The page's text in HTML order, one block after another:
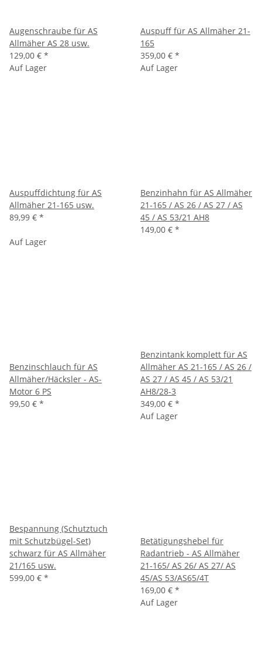
Augenschraube für AS
Allmäher AS 28 usw.
129,00 € *
Auspuff für AS Allmäher 21-
165
359,00 € *
Auf Lager
Auspuffdichtung für AS
Allmäher 21-165 usw.
89,99 € *
Auf Lager
Benzinhahn für AS Allmäher
21-165 / AS 26 / AS 27 / AS
45 / AS 53/21 AH8
149,00 € *
Auf Lager
Benzinschlauch für AS
Allmäher/Häcksler - AS-
Motor 6 PS
99,50 € *
Benzintank komplett für AS
Allmäher AS 21-165 / AS 26 /
AS 27 / AS 45 / AS 53/21
AH8/28-3
349,00 € *
Bespannung (Schutztuch
mit Schutzbügel-Set)
schwarz für AS Allmäher
21/165 usw.
599,00 € *
Auf Lager
Betätigungshebel für
Radantrieb - AS Allmäher
21-165/ AS 26/ AS 27/ AS
45/AS 53/AS65/4T
169,00 € *
Auf Lager